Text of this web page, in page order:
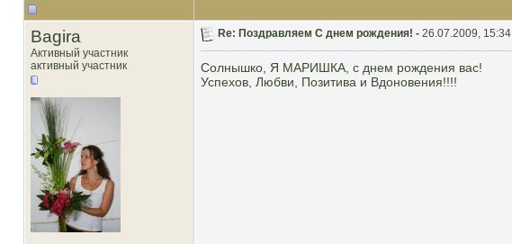
Bagira
Активный участник
активный участник
Re: Поздравляем С днем рождения! - 26.07.2009, 15:34
Солнышко, Я МАРИШКА, с днем рождения вас!
Успехов, Любви, Позитива и Вдоновения!!!!